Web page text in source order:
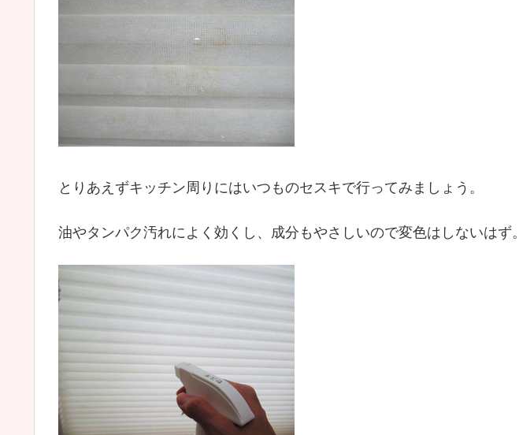
とりあえずキッチン周りにはいつものセスキで行ってみましょう。
油やタンパク汚れによく効くし、成分もやさしいので変色はしないはず。